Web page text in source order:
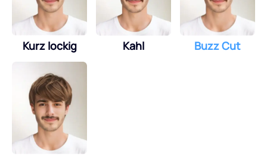
Kurz lockig Kahl Buzz Cut